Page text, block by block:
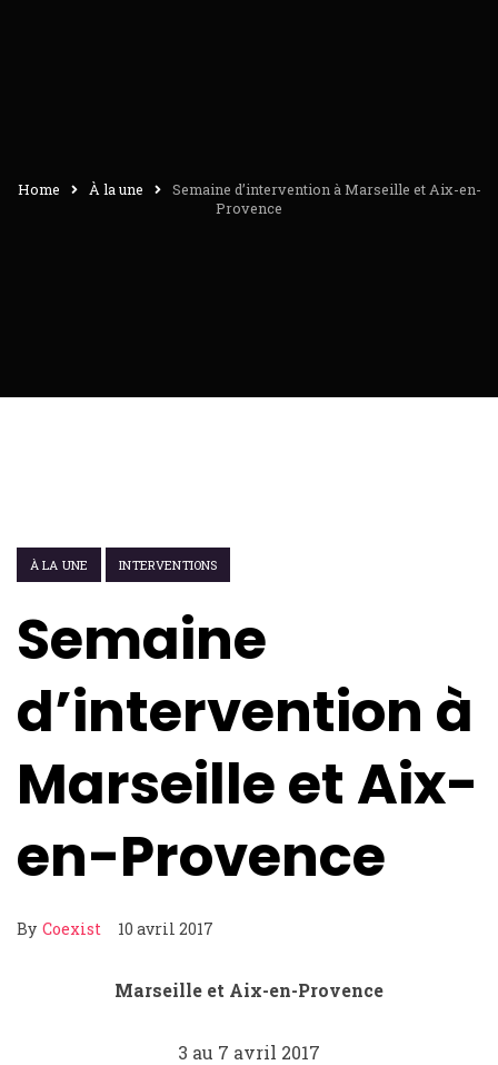
Home À la une
Semaine d’intervention à Marseille et Aix-en-
Provence
À LA UNE INTERVENTIONS
Semaine
d’intervention à
Marseille et Aix-
en-Provence
By Coexist 10 avril 2017
Marseille et Aix-en-Provence
3 au 7 avril 2017